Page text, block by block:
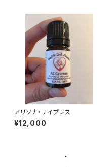
アリゾナ・サイプレス
¥12,000